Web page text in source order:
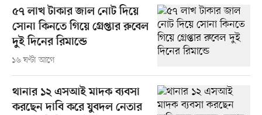
৫৭ লাখ টাকার জাল নোট দিয়ে
সোনা কিনতে গিয়ে গ্রেপ্তার রুবেল
দুই দিনের রিমান্ডে
১৬ ঘণ্টা আগে
থানার ১২ এসআই মাদক ব্যবসা
করছেন দাবি করে যুবদল নেতার